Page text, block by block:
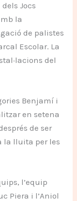
Jocs
la
de palistes
Escolar. La
del
Benjamí i
en setena
de ser
la lluita per les
l’equip
Piera i l’Aniol